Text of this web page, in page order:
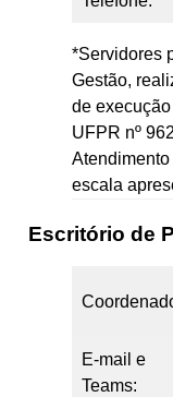
*Servidores
Gestão,
de
UFPR nº
escala
Escritório de
E-mail e
Teams: